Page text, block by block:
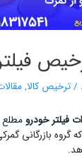
/ترخیص کالا,
فیلتر خودرو مطلع
گروه بازرگانی